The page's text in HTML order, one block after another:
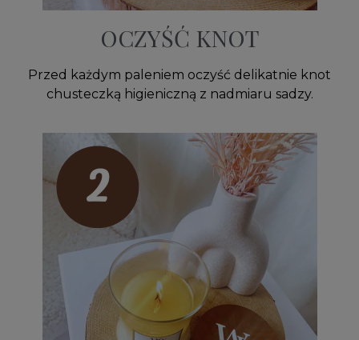
OCZYŚĆ KNOT
Przed każdym paleniem oczyść delikatnie knot
chusteczką higieniczną z nadmiaru sadzy.